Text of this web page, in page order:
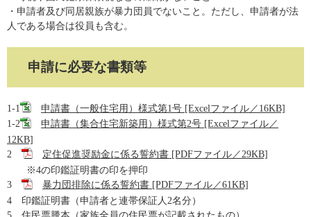
・申請者及び同居親族が暴力団員でないこと。ただし、申請者が法
人である場合は役員も含む。
申請に必要な書類等
1-1
申請書（一般住宅用）様式第1号 [Excelファイル／16KB]
1-2
申請書（集合住宅新築用）様式第2号 [Excelファイル／
12KB]
2
定住促進奨励金に係る誓約書 [PDFファイル／29KB]
※4の印鑑証明書の印を押印
3
暴力団排除に係る誓約書 [PDFファイル／61KB]
4 印鑑証明書（申請者と連帯保証人2名分）